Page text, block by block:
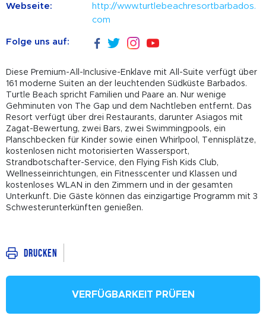
Webseite:
http://www.turtlebeachresortbarbados.
com
Folge uns auf:
Diese Premium-All-Inclusive-Enklave mit All-Suite verfügt über
161 moderne Suiten an der leuchtenden Südküste Barbados.
Turtle Beach spricht Familien und Paare an. Nur wenige
Gehminuten von The Gap und dem Nachtleben entfernt. Das
Resort verfügt über drei Restaurants, darunter Asiagos mit
Zagat-Bewertung, zwei Bars, zwei Swimmingpools, ein
Planschbecken für Kinder sowie einen Whirlpool, Tennisplätze,
kostenlosen nicht motorisierten Wassersport,
Strandbotschafter-Service, den Flying Fish Kids Club,
Wellnesseinrichtungen, ein Fitnesscenter und Klassen und
kostenloses WLAN in den Zimmern und in der gesamten
Unterkunft. Die Gäste können das einzigartige Programm mit 3
Schwesterunterkünften genießen.
Drucken
VERFÜGBARKEIT PRÜFEN